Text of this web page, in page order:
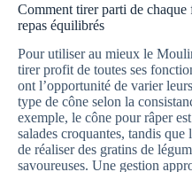
Comment tirer parti de
repas équilibrés
Pour utiliser au mieux le
tirer profit de toutes ses
ont l’opportunité de varier
type de cône selon la
exemple, le cône pour râper
salades croquantes, tandis que
de réaliser des gratins de
savoureuses. Une gestion